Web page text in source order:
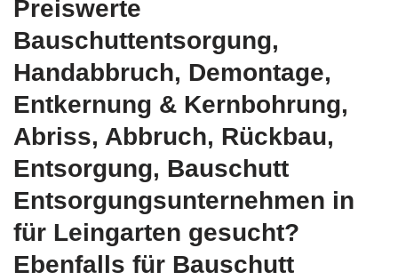
Preiswerte
Bauschuttentsorgung,
Handabbruch, Demontage,
Entkernung & Kernbohrung,
Abriss, Abbruch, Rückbau,
Entsorgung, Bauschutt
Entsorgungsunternehmen in
für Leingarten gesucht?
Ebenfalls für Bauschutt